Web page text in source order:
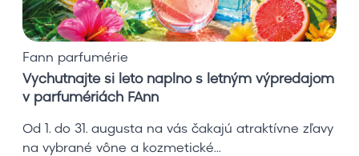
e
s
l
e
t
o
Fann parfumérie
Vychutnajte si leto naplno s letným výpredajom
v parfumériách FAnn
Od 1. do 31. augusta na vás čakajú atraktívne zľavy
na vybrané vône a kozmetické...